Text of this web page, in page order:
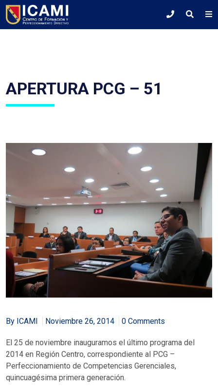
APERTURA PCG – 51
By ICAMI Noviembre 26, 2014 0 Comments
El 25 de noviembre inauguramos el último programa del
2014 en Región Centro, correspondiente al PCG –
Perfeccionamiento de Competencias Gerenciales,
quincuagésima primera generación.